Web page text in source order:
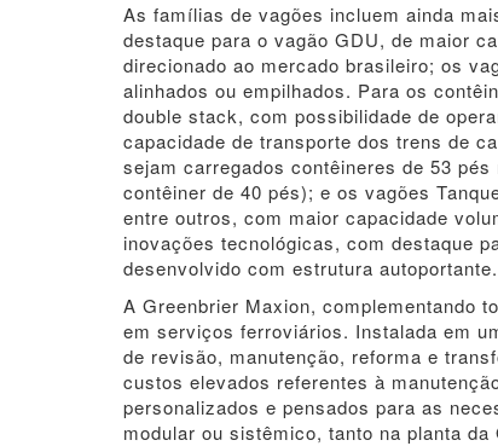
As famílias de vagões incluem ainda
destaque para o vagão GDU, de maior
direcionado ao mercado brasileiro; os
alinhados ou empilhados. Para os
double stack, com possibilidade de
capacidade de transporte dos trens de
sejam carregados contêineres de 53
contêiner de 40 pés); e os vagões
entre outros, com maior capacidade
inovações tecnológicas, com destaque
desenvolvido com estrutura autoportante.
A Greenbrier Maxion, complementando
em serviços ferroviários. Instalada em
de revisão, manutenção, reforma e
custos elevados referentes à
personalizados e pensados para as
modular ou sistêmico, tanto na planta